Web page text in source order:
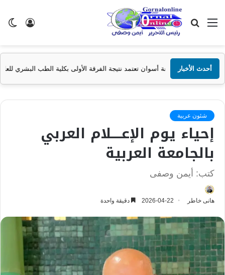
تسجيل
القائمة بحث
عن
أحدث الأخبار
أسوان تعتمد نتيجة الفرقة الأولى بكلية الطب البشري للعام الجامعي 2025/2026
شئون عربية
إحياء يوم الإعــــلام العربي
بالجامعة العربية
كتب: أيمن وصفى
هانى خاطر 2026-04-22 دقيقة واحدة